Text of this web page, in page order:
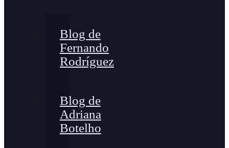
Blog de
Fernando
Rodríguez
Blog de
Adriana
Botelho